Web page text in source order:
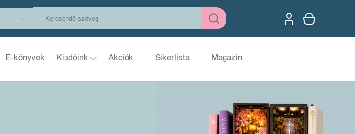
E-könyvek Kiadóink Akciók Sikerlista Magazin